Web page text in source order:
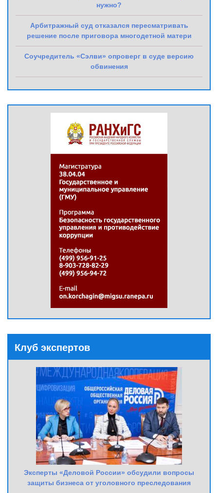
нужно?
Арбитражный суд отказался пересматривать
решение после приговора многодетной матери
Соучредитель «Сэлви» опроверг в суде версию
обвинения
Клуб экспертов
Эксперты «Деловой России» обсудили вопросы
защиты бизнеса от уголовного преследования